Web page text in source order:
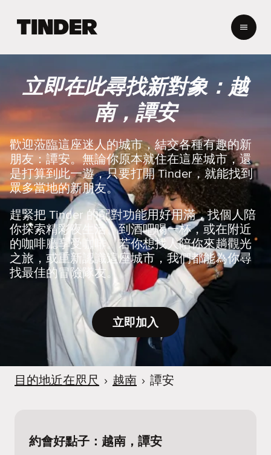
e
r
首
頁
立即在此尋找新對象：越
南，譚安
歡迎蒞臨這座迷人的城市，結交各種有趣的新
朋友：譚安。無論你原本就住在這座城市，還
是打算到此一遊，只要打開 Tinder，就能找到
眾多當地的新朋友。
趕緊把 Tinder 的配對功能用好用滿，找個人陪
你探索精彩夜生活、到酒吧喝一杯，或在附近
的咖啡廳享受咖啡。若你想找人陪你來趟觀光
之旅，或重新認識這座城市，我們都能為你尋
找最佳的冒險隊友。
立即加入
目的地近在咫尺 › 越南 › 譚安
約會好點子：越南，譚安